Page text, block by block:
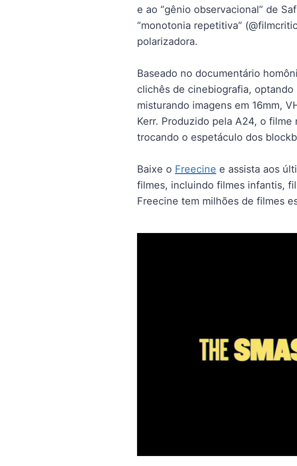
e ao “gênio observacional” de
“monotonia repetitiva”
polarizadora.
Baseado no documentário
clichês de cinebiografia,
misturando imagens em 16mm,
Kerr. Produzido pela A24, o filme
trocando o espetáculo dos
Baixe o Freecine e assista aos
filmes, incluindo filmes infantis,
Freecine tem milhões de filmes